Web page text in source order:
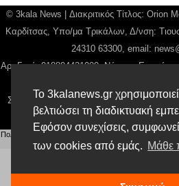
Το 3kalanews.gr
βελτιώσει τη διαδικτυακή
Εφόσον συνεχίσεις,
των cookies από εμάς. Μάθε
© 3kala News | Διακριτικός Τίτλος:
Καρδίτσας, Υπο/μα Τρικάλων, Δ/νση:
24310 63300, email:
Αρ. Γεμή: 018804431000, Νόμιμος
Παναγιώτης Φιλίππου, Διευθύντρια:
Σύνταξης: Μπαλαμπάνη Βασιλική.
Φιλίππου
Πολιτική απορρήτου Αίτηση Διαχείρισης
Συμμόρφωσης